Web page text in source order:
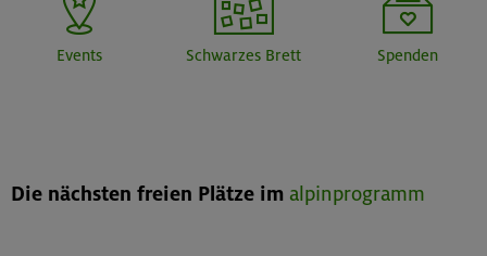
Events Schwarzes Brett Spenden
Die nächsten freien Plätze im alpinprogramm